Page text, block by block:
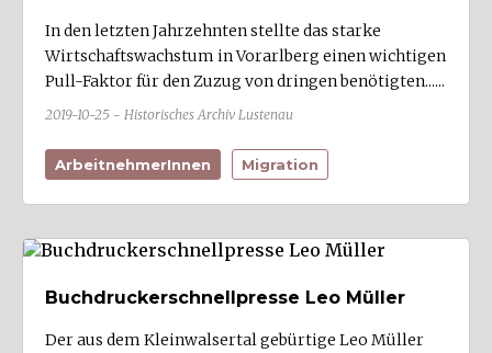
In den letzten Jahrzehnten stellte das starke
Wirtschaftswachstum in Vorarlberg einen wichtigen
Pull-Faktor für den Zuzug von dringen benötigten......
2019-10-25 - Historisches Archiv Lustenau
ArbeitnehmerInnen Migration
Buchdruckerschnellpresse Leo Müller
Der aus dem Kleinwalsertal gebürtige Leo Müller